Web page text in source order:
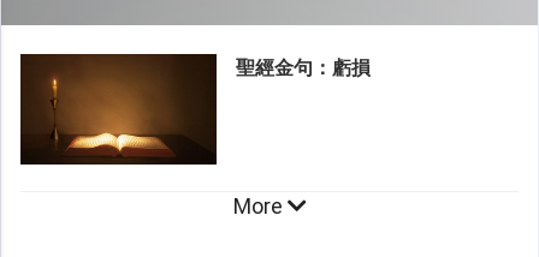
聖經金句：虧損
More